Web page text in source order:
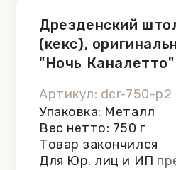
Дрезденский
(кекс),
"Ночь
Артикул: dcr-750-p2
Упаковка: Металл
Вес нетто: 750 г
Товар закончился
Для Юр. лиц и ИП